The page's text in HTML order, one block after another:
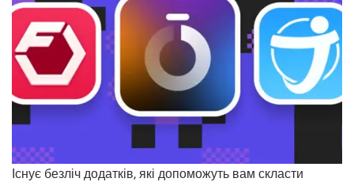
Існує безліч додатків, які допоможуть вам скласти